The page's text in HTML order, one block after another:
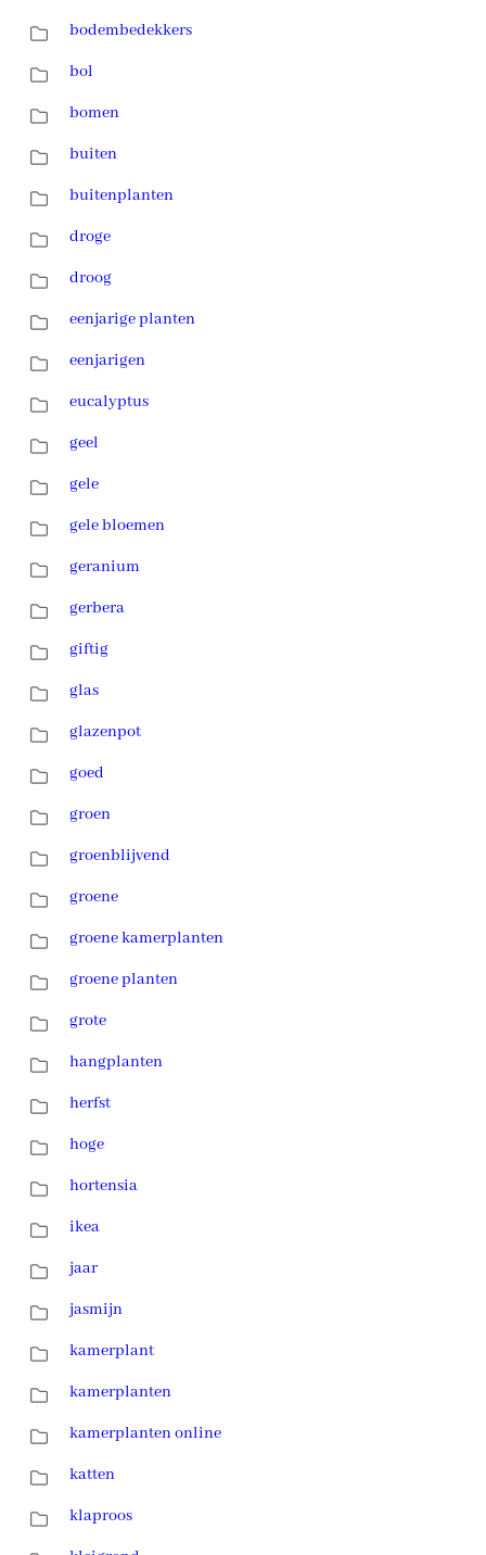
bodembedekkers
bol
bomen
buiten
buitenplanten
droge
droog
eenjarige planten
eenjarigen
eucalyptus
geel
gele
gele bloemen
geranium
gerbera
giftig
glas
glazenpot
goed
groen
groenblijvend
groene
groene kamerplanten
groene planten
grote
hangplanten
herfst
hoge
hortensia
ikea
jaar
jasmijn
kamerplant
kamerplanten
kamerplanten online
katten
klaproos